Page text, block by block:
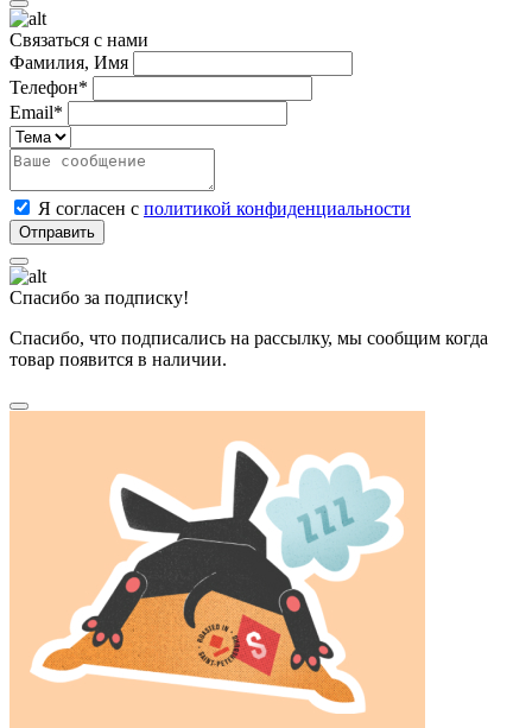
Связаться с нами
Фамилия, Имя
Телефон*
Email*
Я согласен с политикой конфиденциальности
Спасибо за подписку!
Спасибо, что подписались на рассылку, мы сообщим когда
товар появится в наличии.